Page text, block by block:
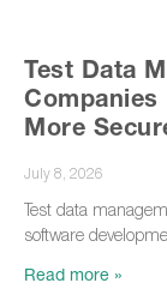
Test Data
Companies
More
July 8, 2026
Test data
software
Read more »